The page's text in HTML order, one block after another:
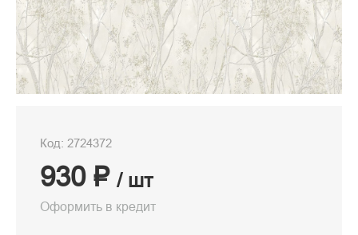
Код: 2724372
930 ₽ / шт
Оформить в кредит